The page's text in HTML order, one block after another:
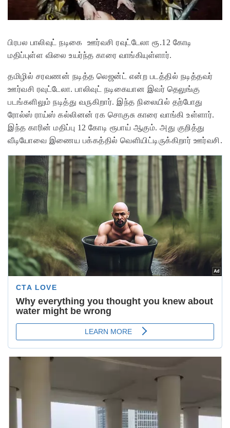
பிரபல பாலிவுட் நடிகை ஊர்வசி ரவுட்டேலா ரூ.12 கோடி
மதிப்புள்ள விலை உயர்ந்த காரை வாங்கியுள்ளார்.
தமிழில் சரவணன் நடித்த லெஜன்ட் என்ற படத்தில் நடித்தவர்
ஊர்வசி ரவுட்டேலா. பாலிவுட் நடிகையான இவர் தெலுங்கு
படங்களிலும் நடித்து வருகிறார். இந்த நிலையில் தற்போது
ரோல்ஸ் ராய்ஸ் கல்லினன் ரக சொகுசு காரை வாங்கி உள்ளார்.
இந்த காரின் மதிப்பு 12 கோடி ரூபாய் ஆகும். அது குறித்து
வீடியோவை இணைய பக்கத்தில் வெளியிட்டிருக்கிறார் ஊர்வசி.